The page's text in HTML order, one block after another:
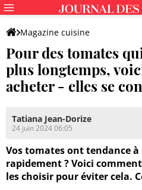
Magazine cuisine
Pour des tomates
plus longtemps,
acheter - elles se
Tatiana Jean-Dorize
24 juin 2024 06:05
Vos tomates ont tendance
rapidement ? Voici
les choisir pour éviter cela.